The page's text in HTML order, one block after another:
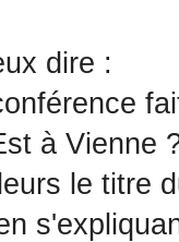
dire :
à Vienne
le titre